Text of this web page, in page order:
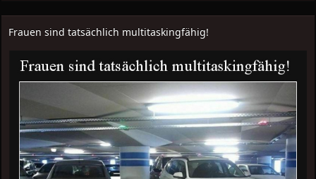
Frauen sind tatsächlich multitaskingfähig!